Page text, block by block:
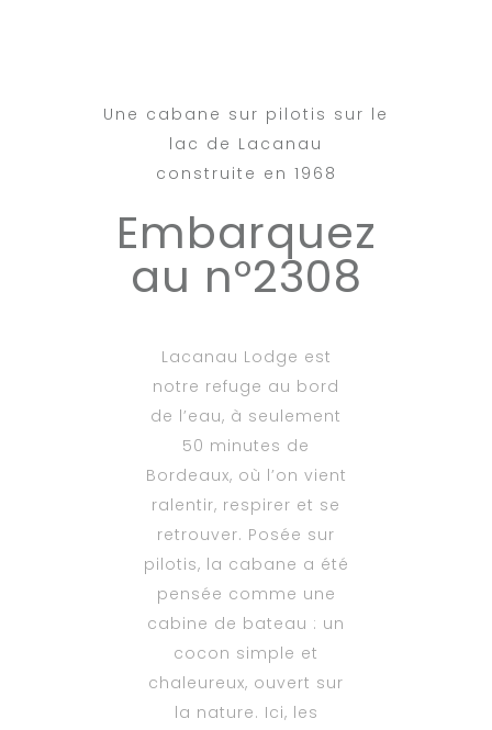
Une cabane sur pilotis sur le
lac de Lacanau
construite en 1968
Embarquez
au n°2308
Lacanau Lodge est
notre refuge au bord
de l’eau, à seulement
50 minutes de
Bordeaux, où l’on vient
ralentir, respirer et se
retrouver. Posée sur
pilotis, la cabane a été
pensée comme une
cabine de bateau : un
cocon simple et
chaleureux, ouvert sur
la nature. Ici, les